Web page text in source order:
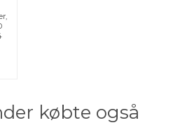
købte også